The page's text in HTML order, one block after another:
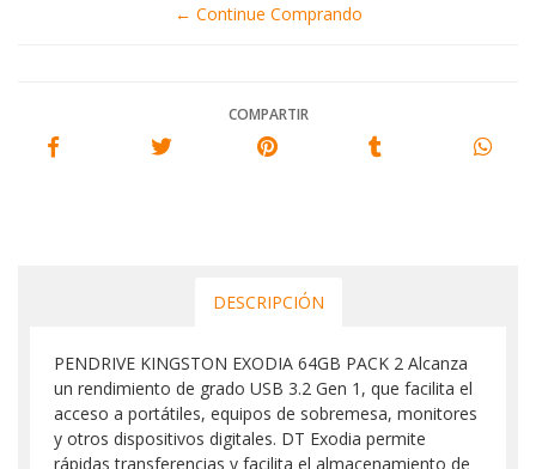
← Continue Comprando
COMPARTIR
DESCRIPCIÓN
PENDRIVE KINGSTON EXODIA 64GB PACK 2 Alcanza
un rendimiento de grado USB 3.2 Gen 1, que facilita el
acceso a portátiles, equipos de sobremesa, monitores
y otros dispositivos digitales. DT Exodia permite
rápidas transferencias y facilita el almacenamiento de